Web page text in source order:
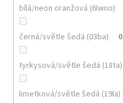
bílá/neon oranžová (6Iwno)
černá/světle šedá (03ba) 0
tyrkysová/světle šedá (18ta)
limetková/světle šedá (19la)